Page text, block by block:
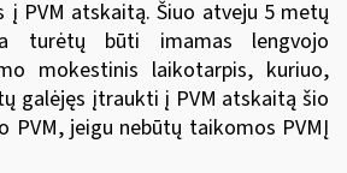
į PVM atskaitą. Šiuo atveju 5 metų
turėtų būti imamas lengvojo
mokestinis laikotarpis, kuriuo,
galėjęs įtraukti į PVM atskaitą šio
PVM, jeigu nebūtų taikomos PVMĮ